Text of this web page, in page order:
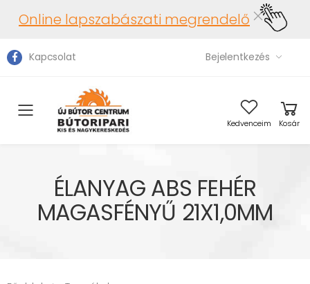
Online lapszabászati megrendelő
Kapcsolat Bejelentkezés
Toggle mobile menu Kedvenceim Kosár
ÉLANYAG ABS FEHÉR
MAGASFÉNYŰ 21X1,0MM